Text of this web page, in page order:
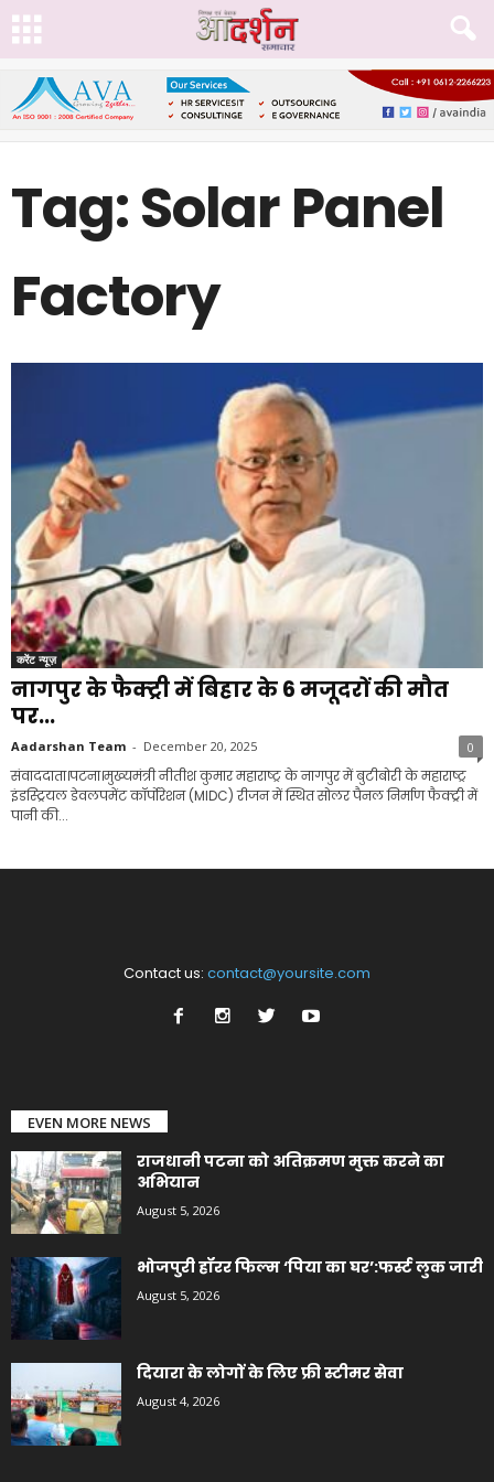
Tag: Solar Panel
Factory
करेंट न्यूज़
नागपुर के फैक्ट्री में बिहार के 6 मजूदरों की मौत
पर...
Aadarshan Team - December 20, 2025 0
संवाददाता।पटना।मुख्यमंत्री नीतीश कुमार महाराष्ट्र के नागपुर में बुटीबोरी के महाराष्ट्र
इंडस्ट्रियल डेवलपमेंट कॉर्पोरेशन (MIDC) रीजन में स्थित सोलर पैनल निर्माण फैक्ट्री में
पानी की...
Contact us: contact@yoursite.com
EVEN MORE NEWS
राजधानी पटना को अतिक्रमण मुक्त करने का
अभियान
August 5, 2026
भोजपुरी हॉरर फिल्म ‘पिया का घर’:फर्स्ट लुक जारी
August 5, 2026
दियारा के लोगों के लिए फ्री स्टीमर सेवा
August 4, 2026